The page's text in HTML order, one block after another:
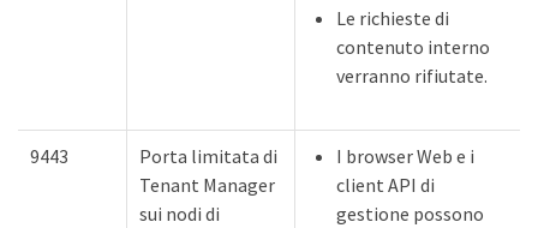
Le richieste di
contenuto interno
verranno rifiutate.
9443
Porta limitata di
Tenant Manager
sui nodi di
I browser Web e i
client API di
gestione possono